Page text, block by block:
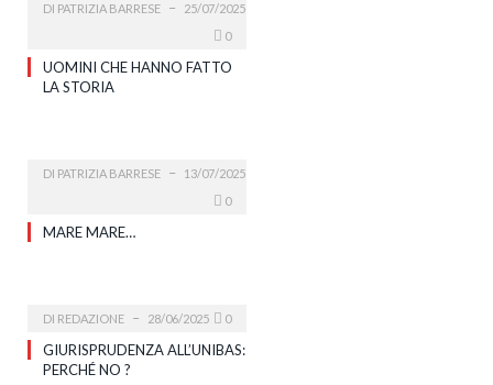
DI PATRIZIA BARRESE
25/07/2025
0
UOMINI CHE HANNO FATTO
LA STORIA
DI PATRIZIA BARRESE
13/07/2025
0
MARE MARE…
DI REDAZIONE 28/06/2025 0
GIURISPRUDENZA ALL’UNIBAS:
PERCHÉ NO ?